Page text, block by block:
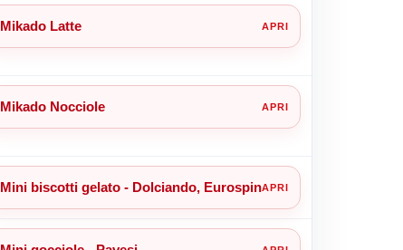
Mikado Latte
Mikado Nocciole
Mini biscotti gelato - Dolciando, Eurospin